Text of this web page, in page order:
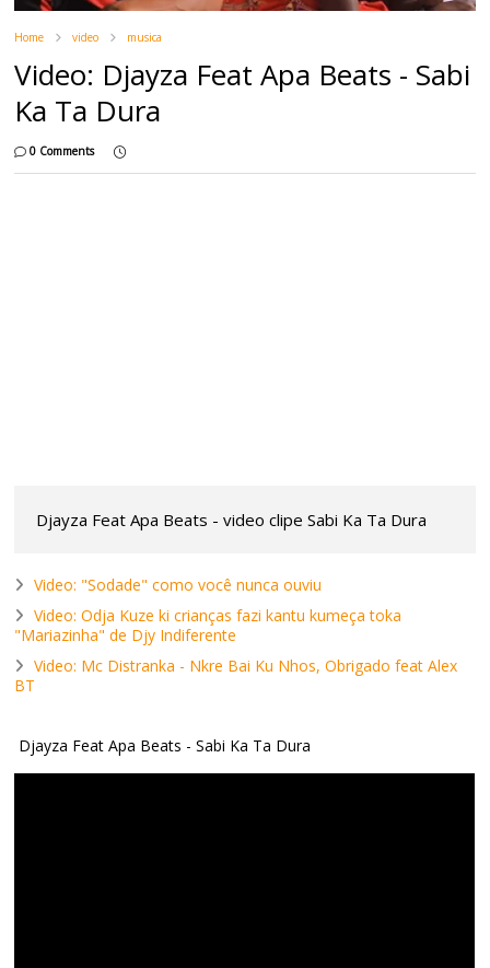
Home video musica
Video: Djayza Feat Apa Beats - Sabi
Ka Ta Dura
0 Comments
Djayza Feat Apa Beats - video clipe Sabi Ka Ta Dura
Video: "Sodade" como você nunca ouviu
Video: Odja Kuze ki crianças fazi kantu kumeça toka
"Mariazinha" de Djy Indiferente
Video: Mc Distranka - Nkre Bai Ku Nhos, Obrigado feat Alex
BT
Djayza Feat Apa Beats - Sabi Ka Ta Dura